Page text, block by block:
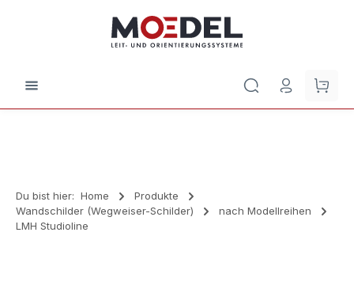
Zum Hauptinhalt springen
Du bist hier: Home
Produkte
Wandschilder (Wegweiser-Schilder)
nach Modellreihen
LMH Studioline